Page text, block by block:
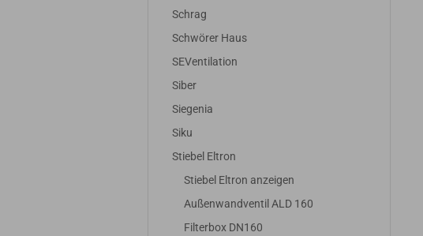
Schrag
Schwörer Haus
SEVentilation
Siber
Siegenia
Siku
Stiebel Eltron
Stiebel Eltron anzeigen
Außenwandventil ALD 160
Filterbox DN160